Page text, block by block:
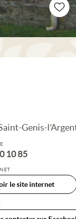
Genis-
10 85
le site internet